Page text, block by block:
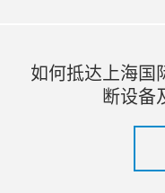
如何抵达上海国
断设备